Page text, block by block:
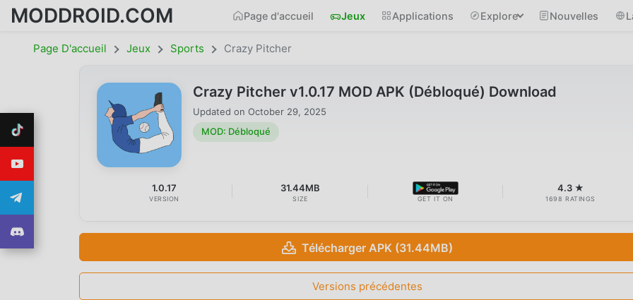
MODDROID.COM Page d'accueil Jeux Applications Explore Nouvelles
Page D'accueil Jeux Sports Crazy Pitcher
Crazy Pitcher v1.0.17 MOD APK (Débloqué) Download
Updated on October 29, 2025
MOD: Débloqué
1.0.17
VERSION
31.44MB
SIZE GET IT ON
4.3 ★
1698 RATINGS
Télécharger APK (31.44MB)
Versions précédentes